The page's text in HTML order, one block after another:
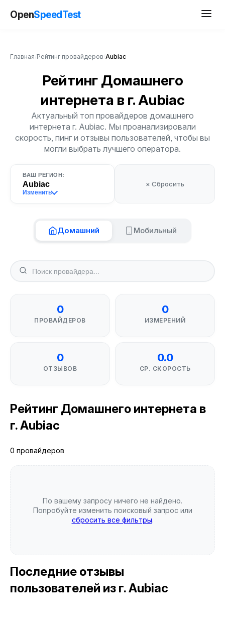
OpenSpeedTest
Главная Рейтинг провайдеров Aubiac
Рейтинг Домашнего
интернета в г. Aubiac
Актуальный топ провайдеров домашнего
интернета г. Aubiac. Мы проанализировали
скорость, пинг и отзывы пользователей, чтобы вы
могли выбрать лучшего оператора.
ВАШ РЕГИОН:
Aubiac
Изменить
× Сбросить
Домашний Мобильный
0
ПРОВАЙДЕРОВ
0
ИЗМЕРЕНИЙ
0
ОТЗЫВОВ
0.0
СР. СКОРОСТЬ
Рейтинг Домашнего интернета в
г. Aubiac
0 провайдеров
По вашему запросу ничего не найдено.
Попробуйте изменить поисковый запрос или
сбросить все фильтры.
Последние отзывы
пользователей из г. Aubiac